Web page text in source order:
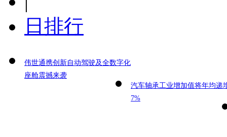
日排行
伟世通携创新自动驾驶及全数字化
座舱震撼来袭
汽车轴承工业增加值将年均递
7%